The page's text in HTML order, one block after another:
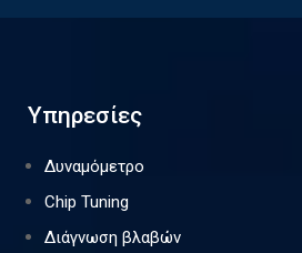
Υπηρεσίες
Δυναμόμετρο
Chip Tuning
Διάγνωση βλαβών